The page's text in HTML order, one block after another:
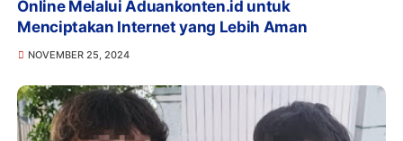
Online Melalui Aduankonten.id untuk
Menciptakan Internet yang Lebih Aman
NOVEMBER 25, 2024